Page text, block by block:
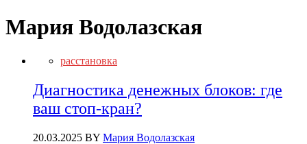
Мария Водолазская
расстановка
Диагностика денежных блоков: где
ваш стоп-кран?
20.03.2025 BY Мария Водолазская